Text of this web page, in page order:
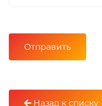
Назад к списку